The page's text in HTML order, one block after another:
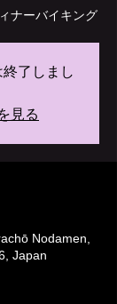
ナーバイキング
了しまし
見る
Nodamen,
Japan